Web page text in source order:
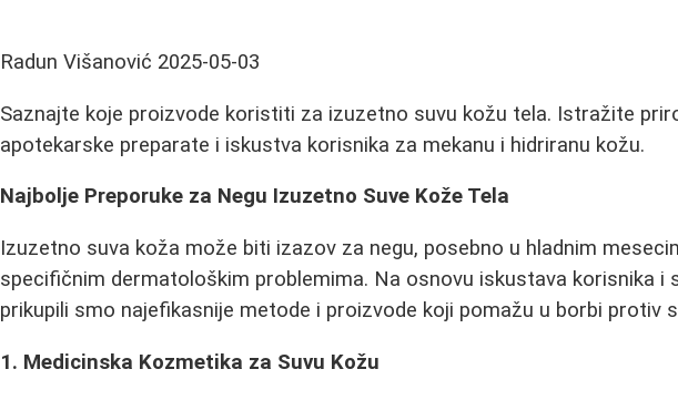
Radun Višanović 2025-05-03
Saznajte koje proizvode koristiti za izuzetno suvu kožu tela. Istražite
apotekarske preparate i iskustva korisnika za mekanu i hidriranu kožu.
Najbolje Preporuke za Negu Izuzetno Suve Kože Tela
Izuzetno suva koža može biti izazov za negu, posebno u hladnim
specifičnim dermatološkim problemima. Na osnovu iskustava korisnika i
prikupili smo najefikasnije metode i proizvode koji pomažu u borbi protiv
1. Medicinska Kozmetika za Suvu Kožu